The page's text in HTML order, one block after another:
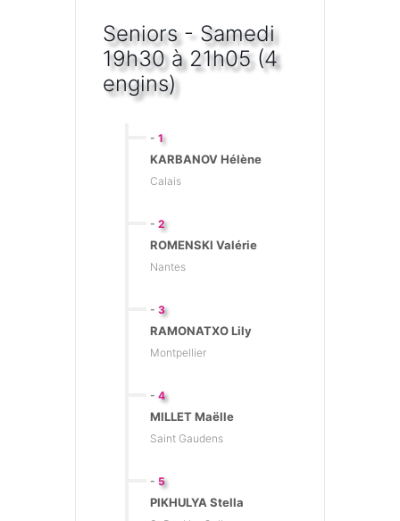
Seniors - Samedi
19h30 à 21h05 (4
engins)
- 1
KARBANOV Hélène
Calais
- 2
ROMENSKI Valérie
Nantes
- 3
RAMONATXO Lily
Montpellier
- 4
MILLET Maëlle
Saint Gaudens
- 5
PIKHULYA Stella